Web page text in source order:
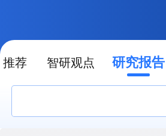
推荐 智研观点 研究报告